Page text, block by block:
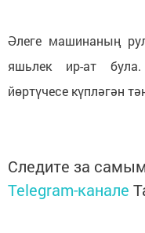
Әлеге машинаның
яшьлек ир-ат була.
йөртүчесе күпләгән
Следите за
Telegram-канале